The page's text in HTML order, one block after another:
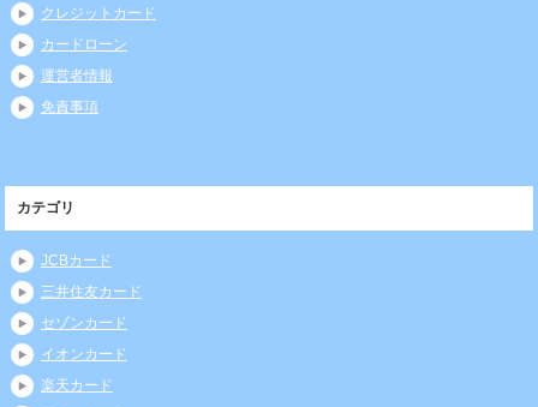
クレジットカード
カードローン
運営者情報
免責事項
カテゴリ
JCBカード
三井住友カード
セゾンカード
イオンカード
楽天カード